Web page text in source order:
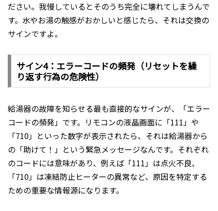
ださい。我慢しているとそのうち完全に壊れてしまうんで
す。水やお湯の触感がおかしいと感じたら、それは交換の
サインですよ。
サイン4：エラーコードの頻発（リセットを繰
り返す行為の危険性）
給湯器の故障を知らせる最も直接的なサインが、「エラー
コードの頻発」です。リモコンの液晶画面に「111」や
「710」といった数字が表示されたら、それは給湯器から
の「助けて！」という緊急メッセージなんです。それぞれ
のコードには意味があり、例えば「111」は点火不良、
「710」は凍結防止ヒーターの異常など、原因を特定する
ための重要な情報源になります。